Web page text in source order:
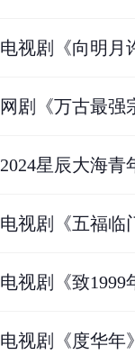
电视剧《向明月
网剧《万古最强
2024星辰大海
电视剧《五福临
电视剧《致
电视剧《度华年